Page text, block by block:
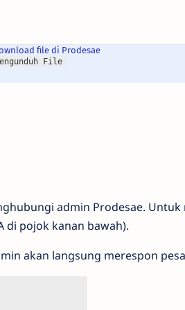
file di Prodesae
File
admin Prodesae. Untuk
di pojok kanan bawah).
akan langsung merespon